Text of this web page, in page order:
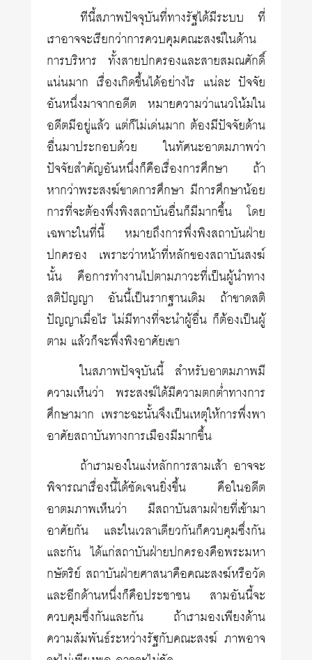
ทีนี้สภาพปัจจุบันที่ทางรัฐได้มีระบบ ที่
เราอาจจะเรียกว่าการควบคุมคณะสงฆ์ในด้าน
การบริหาร ทั้งสายปกครองและสายสมณศักดิ์
แน่นมาก เรื่องเกิดขึ้นได้อย่างไร แน่ละ ปัจจัย
อันหนึ่งมาจากอดีต หมายความว่าแนวโน้มใน
อดีตมีอยู่แล้ว แต่ก็ไม่เด่นมาก ต้องมีปัจจัยด้าน
อื่นมาประกอบด้วย ในทัศนะอาตมภาพว่า
ปัจจัยสำคัญอันหนึ่งก็คือเรื่องการศึกษา ถ้า
หากว่าพระสงฆ์ขาดการศึกษา มีการศึกษาน้อย
การที่จะต้องพึ่งพิงสถาบันอื่นก็มีมากขึ้น โดย
เฉพาะในที่นี้ หมายถึงการพึ่งพิงสถาบันฝ่าย
ปกครอง เพราะว่าหน้าที่หลักของสถาบันสงฆ์
นั้น คือการทำงานไปตามภาวะที่เป็นผู้นำทาง
สติปัญญา อันนี้เป็นรากฐานเดิม ถ้าขาดสติ
ปัญญาเมื่อไร ไม่มีทางที่จะนำผู้อื่น ก็ต้องเป็นผู้
ตาม แล้วก็จะพึ่งพิงอาศัยเขา
ในสภาพปัจจุบันนี้ สำหรับอาตมภาพมี
ความเห็นว่า พระสงฆ์ได้มีความตกต่ำทางการ
ศึกษามาก เพราะฉะนั้นจึงเป็นเหตุให้การพึ่งพา
อาศัยสถาบันทางการเมืองมีมากขึ้น
ถ้าเรามองในแง่หลักการสามเส้า อาจจะ
พิจารณาเรื่องนี้ได้ชัดเจนยิ่งขึ้น คือในอดีต
อาตมภาพเห็นว่า มีสถาบันสามฝ่ายที่เข้ามา
อาศัยกัน และในเวลาเดียวกันก็ควบคุมซึ่งกัน
และกัน ได้แก่สถาบันฝ่ายปกครองคือพระมหา
กษัตริย์ สถาบันฝ่ายศาสนาคือคณะสงฆ์หรือวัด
และอีกด้านหนึ่งก็คือประชาชน สามอันนี้จะ
ควบคุมซึ่งกันและกัน ถ้าเรามองเพียงด้าน
ความสัมพันธ์ระหว่างรัฐกับคณะสงฆ์ ภาพอาจ